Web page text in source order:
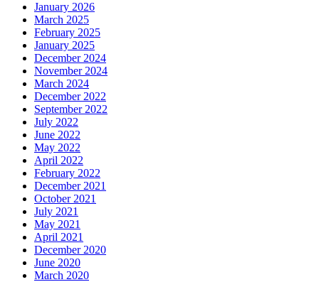
January 2026
March 2025
February 2025
January 2025
December 2024
November 2024
March 2024
December 2022
September 2022
July 2022
June 2022
May 2022
April 2022
February 2022
December 2021
October 2021
July 2021
May 2021
April 2021
December 2020
June 2020
March 2020